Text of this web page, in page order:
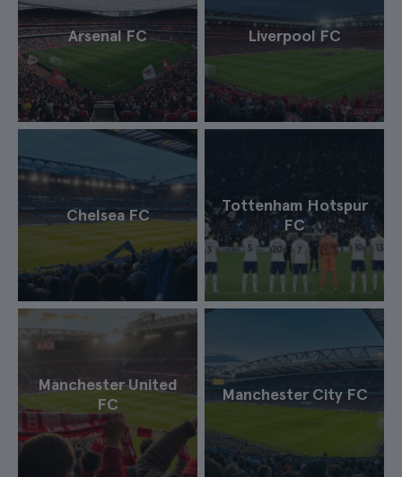
Arsenal FC Liverpool FC
Chelsea FC
Tottenham Hotspur
FC
Manchester United
FC
Manchester City FC